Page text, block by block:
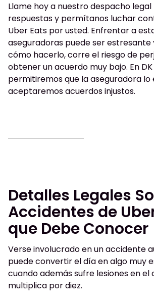
Llame hoy a nuestro despacho
respuestas y permítanos luchar
Uber Eats por usted. Enfrentar a
aseguradoras puede ser estresante
cómo hacerlo, corre el riesgo de
obtener un acuerdo muy bajo. En DK
permitiremos que la aseguradora lo
aceptaremos acuerdos injustos.
Detalles Legales
Accidentes de
que Debe Conocer
Verse involucrado en un accidente
puede convertir el día en algo muy
cuando además sufre lesiones en el
multiplica por diez.